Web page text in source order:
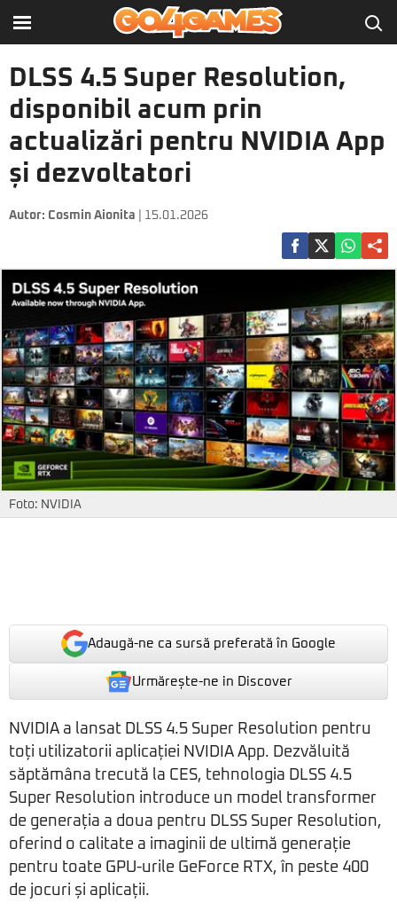
DLSS 4.5 Super Resolution,
disponibil acum prin
actualizări pentru NVIDIA App
și dezvoltatori
Autor: Cosmin Aionita | 15.01.2026
Foto: NVIDIA
Adaugă-ne ca sursă preferată în Google
Urmărește-ne in Discover
NVIDIA a lansat DLSS 4.5 Super Resolution pentru
toți utilizatorii aplicației NVIDIA App. Dezvăluită
săptămâna trecută la CES, tehnologia DLSS 4.5
Super Resolution introduce un model transformer
de generația a doua pentru DLSS Super Resolution,
oferind o calitate a imaginii de ultimă generație
pentru toate GPU-urile GeForce RTX, în peste 400
de jocuri și aplicații.